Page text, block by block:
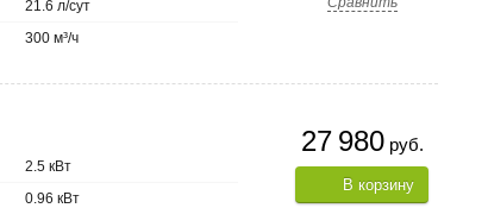
21.6 л/сут
300 м³/ч
27 980руб.
В корзину
2.5 кВт
0.96 кВт